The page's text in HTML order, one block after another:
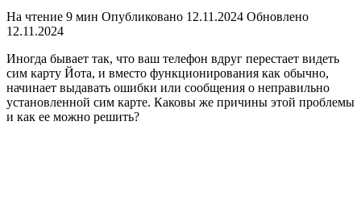
На чтение 9 мин Опубликовано 12.11.2024 Обновлено
12.11.2024
Иногда бывает так, что ваш телефон вдруг перестает видеть
сим карту Йота, и вместо функционирования как обычно,
начинает выдавать ошибки или сообщения о неправильно
установленной сим карте. Каковы же причины этой проблемы
и как ее можно решить?